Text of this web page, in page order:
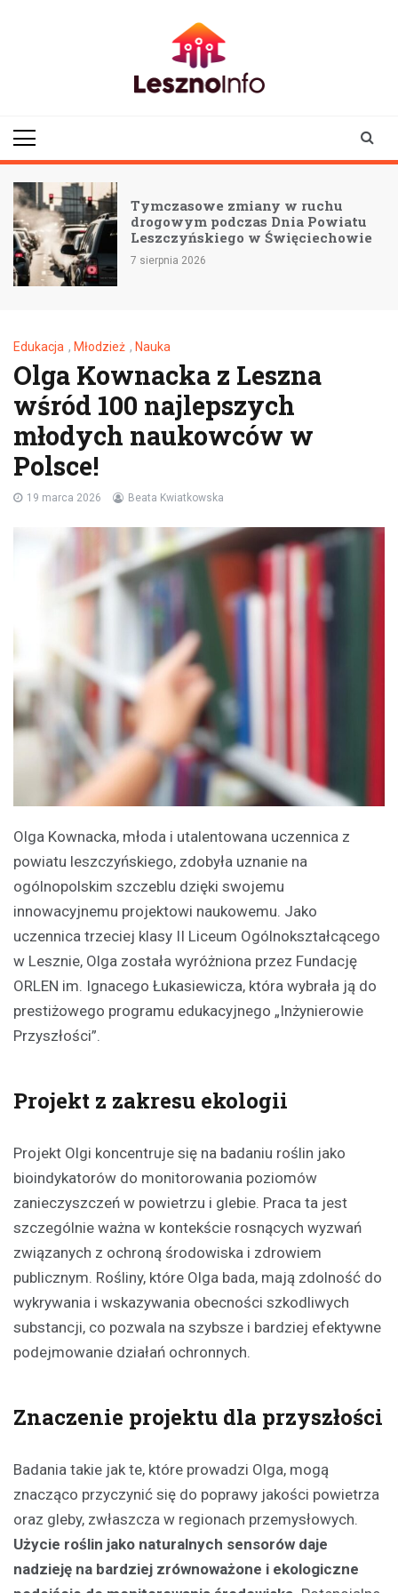
Tymczasowe zmiany w ruchu
drogowym podczas Dnia Powiatu
Leszczyńskiego w Święciechowie
7 sierpnia 2026
Edukacja , Młodzież , Nauka
Olga Kownacka z Leszna
wśród 100 najlepszych
młodych naukowców w
Polsce!
19 marca 2026 Beata Kwiatkowska
Olga Kownacka, młoda i utalentowana uczennica z
powiatu leszczyńskiego, zdobyła uznanie na
ogólnopolskim szczeblu dzięki swojemu
innowacyjnemu projektowi naukowemu. Jako
uczennica trzeciej klasy II Liceum Ogólnokształcącego
w Lesznie, Olga została wyróżniona przez Fundację
ORLEN im. Ignacego Łukasiewicza, która wybrała ją do
prestiżowego programu edukacyjnego „Inżynierowie
Przyszłości”.
Projekt z zakresu ekologii
Projekt Olgi koncentruje się na badaniu roślin jako
bioindykatorów do monitorowania poziomów
zanieczyszczeń w powietrzu i glebie. Praca ta jest
szczególnie ważna w kontekście rosnących wyzwań
związanych z ochroną środowiska i zdrowiem
publicznym. Rośliny, które Olga bada, mają zdolność do
wykrywania i wskazywania obecności szkodliwych
substancji, co pozwala na szybsze i bardziej efektywne
podejmowanie działań ochronnych.
Znaczenie projektu dla przyszłości
Badania takie jak te, które prowadzi Olga, mogą
znacząco przyczynić się do poprawy jakości powietrza
oraz gleby, zwłaszcza w regionach przemysłowych.
Użycie roślin jako naturalnych sensorów daje
nadzieję na bardziej zrównoważone i ekologiczne